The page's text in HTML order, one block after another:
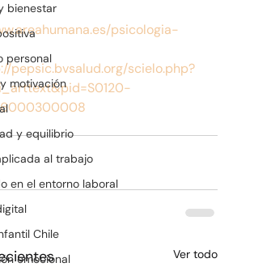
bienestar
personal
motivación
y equilibrio
al trabajo
en el entorno laboral
Chile
emocional
psicologia-
pepsic.bvsalud.org/scielo.php?
Ver todo